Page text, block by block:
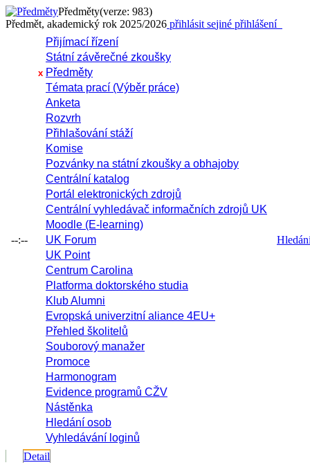
Předměty(verze: 983)
Předmět, akademický rok 2025/2026 přihlásit sejiné přihlášení
--:--
Přijímací řízení
Státní závěrečné zkoušky
x Předměty
Témata prací (Výběr práce)
Anketa
Rozvrh
Přihlašování stáží
Komise
Pozvánky na státní zkoušky a obhajoby
Centrální katalog
Portál elektronických zdrojů
Centrální vyhledávač informačních zdrojů UK
Moodle (E-learning)
UK Forum
UK Point
Centrum Carolina
Platforma doktorského studia
Klub Alumni
Evropská univerzitní aliance 4EU+
Přehled školitelů
Souborový manažer
Promoce
Harmonogram
Evidence programů CŽV
Nástěnka
Hledání osob
Vyhledávání loginů
Detail